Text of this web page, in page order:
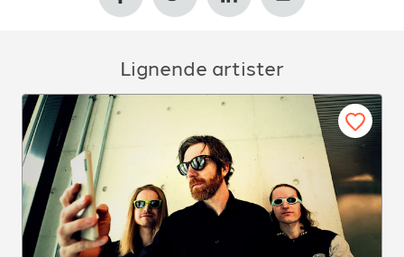
Lignende artister